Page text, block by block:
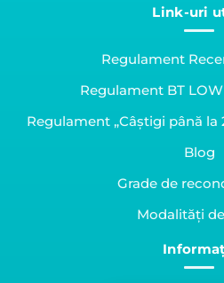
Link-uri
Regulament
Regulament BT LOW
Regulament „Câștigi până la
Blog
Grade de
Modalități